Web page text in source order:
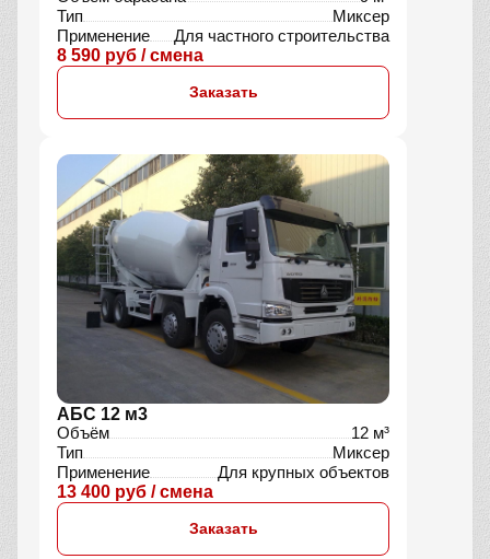
Тип
Миксер
Применение
Для частного строительства
8 590 руб / смена
Заказать
АБС 12 м3
Объём
12 м³
Тип
Миксер
Применение
Для крупных объектов
13 400 руб / смена
Заказать